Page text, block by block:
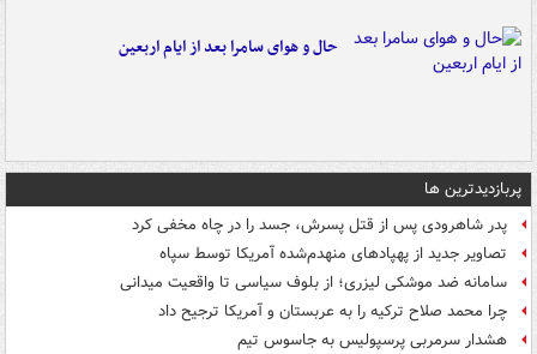
حال و هوای سامرا بعد از ایام اربعین
پربازدیدترین ها
پدر شاهرودی پس از قتل پسرش، جسد را در چاه مخفی کرد
تصاویر جدید از پهپادهای منهدم‌شده آمریکا توسط سپاه
سامانه ضد موشکی لیزری؛ از بلوف سیاسی تا واقعیت میدانی
چرا محمد صلاح ترکیه را به عربستان و آمریکا ترجیح داد
هشدار سرمربی پرسپولیس به جاسوس تیم